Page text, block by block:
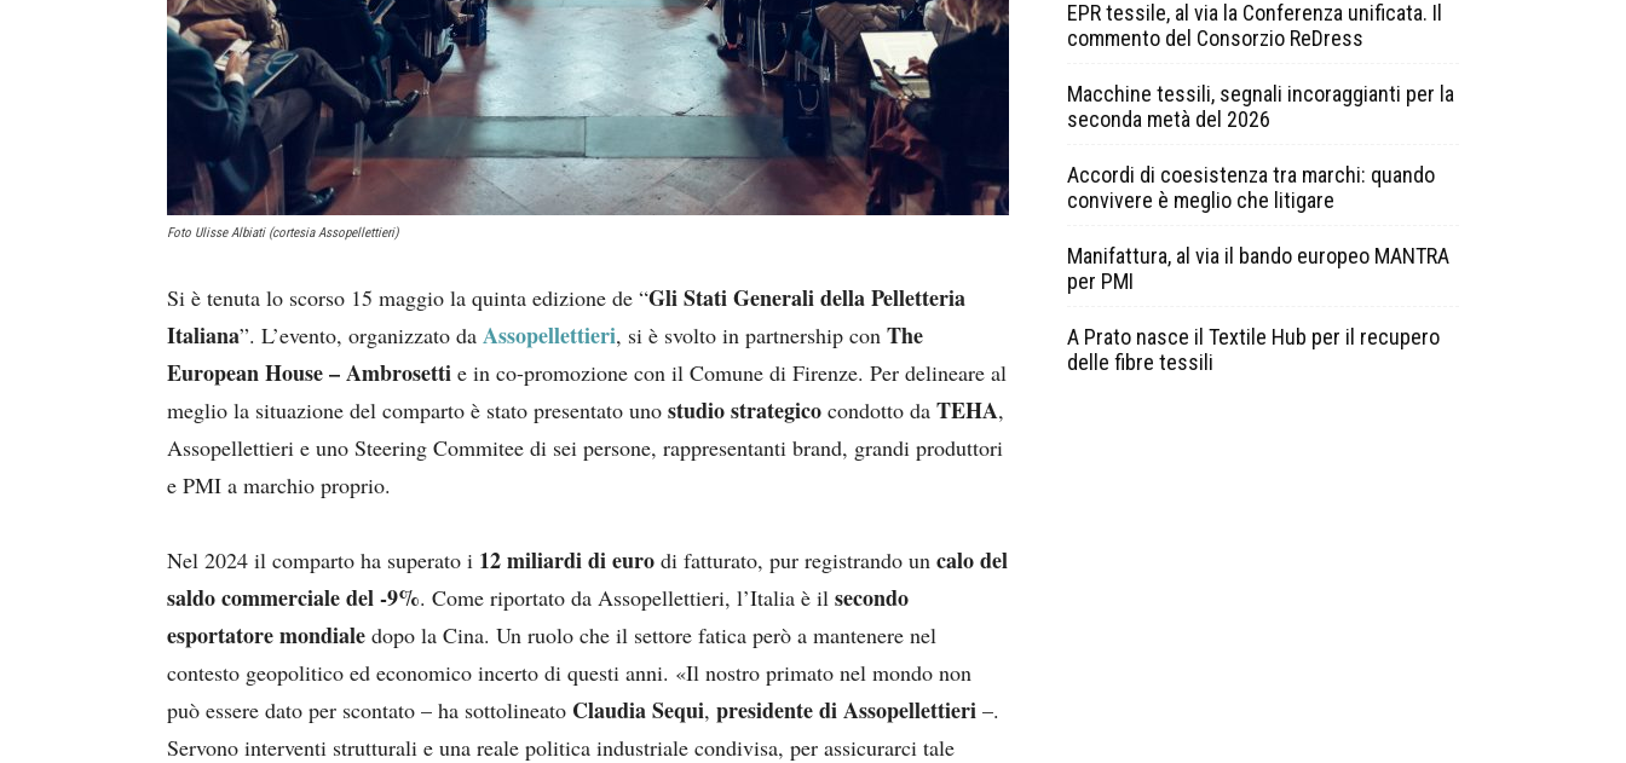
Foto Ulisse Albiati (cortesia Assopellettieri)
Si è tenuta lo scorso 15 maggio la quinta edizione de “Gli Stati Generali della Pelletteria
Italiana”. L’evento, organizzato da Assopellettieri, si è svolto in partnership con The
European House – Ambrosetti e in co-promozione con il Comune di Firenze. Per delineare al
meglio la situazione del comparto è stato presentato uno studio strategico condotto da TEHA,
Assopellettieri e uno Steering Commitee di sei persone, rappresentanti brand, grandi produttori
e PMI a marchio proprio.
Nel 2024 il comparto ha superato i 12 miliardi di euro di fatturato, pur registrando un calo del
saldo commerciale del -9%. Come riportato da Assopellettieri, l’Italia è il secondo
esportatore mondiale dopo la Cina. Un ruolo che il settore fatica però a mantenere nel
contesto geopolitico ed economico incerto di questi anni. «Il nostro primato nel mondo non
può essere dato per scontato – ha sottolineato Claudia Sequi, presidente di Assopellettieri –.
Servono interventi strutturali e una reale politica industriale condivisa, per assicurarci tale
EPR tessile, al via la Conferenza unificata. Il
commento del Consorzio ReDress
Macchine tessili, segnali incoraggianti per la
seconda metà del 2026
Accordi di coesistenza tra marchi: quando
convivere è meglio che litigare
Manifattura, al via il bando europeo MANTRA
per PMI
A Prato nasce il Textile Hub per il recupero
delle fibre tessili